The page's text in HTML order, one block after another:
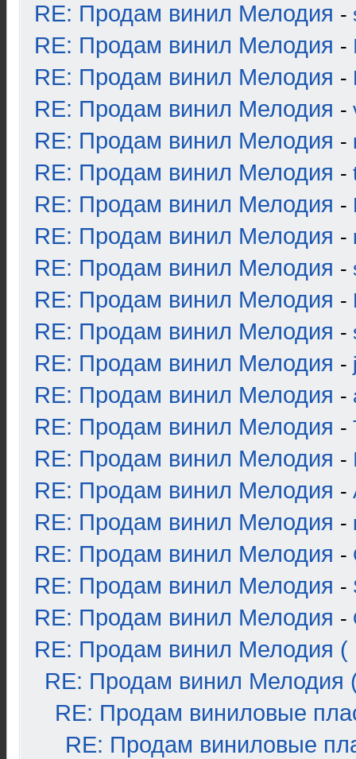
RE: Продам винил Мелодия -
RE: Продам винил Мелодия -
RE: Продам винил Мелодия -
RE: Продам винил Мелодия -
RE: Продам винил Мелодия -
RE: Продам винил Мелодия -
RE: Продам винил Мелодия -
RE: Продам винил Мелодия -
RE: Продам винил Мелодия -
RE: Продам винил Мелодия -
RE: Продам винил Мелодия -
RE: Продам винил Мелодия -
RE: Продам винил Мелодия -
RE: Продам винил Мелодия -
RE: Продам винил Мелодия -
RE: Продам винил Мелодия -
RE: Продам винил Мелодия -
RE: Продам винил Мелодия -
RE: Продам винил Мелодия -
RE: Продам винил Мелодия -
RE: Продам винил Мелодия (
RE: Продам винил Мелодия
RE: Продам виниловые
RE: Продам виниловые